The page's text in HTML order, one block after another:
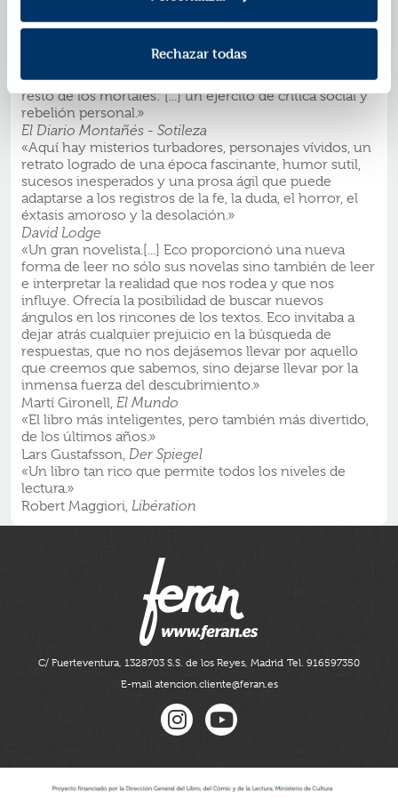
Rechazar todas
Carlos Joric,La Vanguardia
«Eco tuvo el humor de mostrar a sus lectores que los
intelectuales pueden verse enredados en las mismas
situaciones banales, prosaicas y engorrosas que el
resto de los mortales: [...] un ejército de crítica social y
rebelión personal.»
El Diario Montañés - Sotileza
«Aquí hay misterios turbadores, personajes vívidos, un
retrato logrado de una época fascinante, humor sutil,
sucesos inesperados y una prosa ágil que puede
adaptarse a los registros de la fe, la duda, el horror, el
éxtasis amoroso y la desolación.»
David Lodge
«Un gran novelista.[...] Eco proporcionó una nueva
forma de leer no sólo sus novelas sino también de leer
e interpretar la realidad que nos rodea y que nos
influye. Ofrecía la posibilidad de buscar nuevos
ángulos en los rincones de los textos. Eco invitaba a
dejar atrás cualquier prejuicio en la búsqueda de
respuestas, que no nos dejásemos llevar por aquello
que creemos que sabemos, sino dejarse llevar por la
inmensa fuerza del descubrimiento.»
Martí Gironell, El Mundo
«El libro más inteligentes, pero también más divertido,
de los últimos años.»
Lars Gustafsson, Der Spiegel
«Un libro tan rico que permite todos los niveles de
lectura.»
Robert Maggiori, Libération
C/ Fuerteventura, 1328703 S.S. de los Reyes, Madrid Tel. 916597350
E-mail atencion.cliente@feran.es